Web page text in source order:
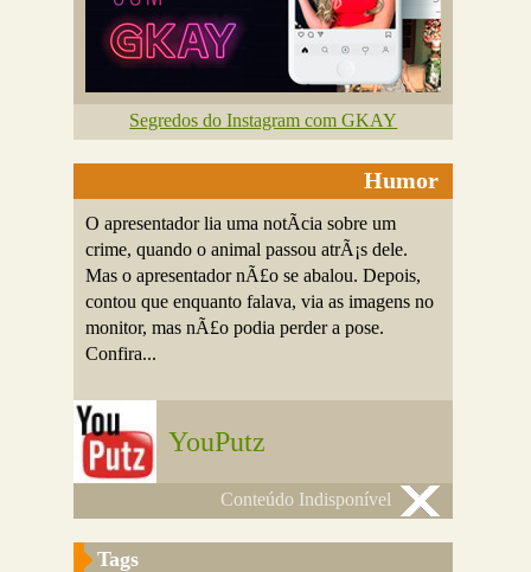
Segredos do Instagram com GKAY
Humor
O apresentador lia uma notÃ­cia sobre um
crime, quando o animal passou atrÃ¡s dele.
Mas o apresentador nÃ£o se abalou. Depois,
contou que enquanto falava, via as imagens no
monitor, mas nÃ£o podia perder a pose.
Confira...
YouPutz
Conteúdo Indisponível
Tags